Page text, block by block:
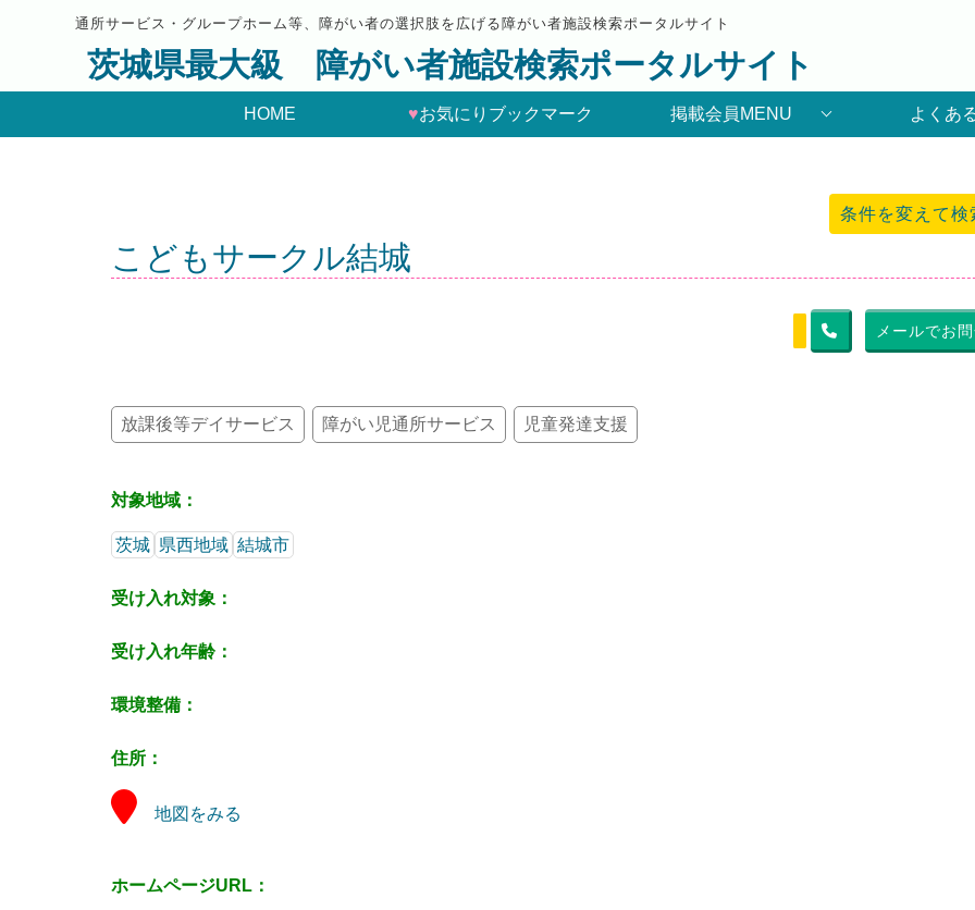
通所サービス・グループホーム等、障がい者の選択肢を広げる障がい者施設検索ポータルサイト
茨城県最大級 障がい者施設検索ポータルサイト
HOME ♥お気にりブックマーク 掲載会員MENU よくあ
条件を変えて検
こどもサークル結城
メールでお
放課後等デイサービス 障がい児通所サービス 児童発達支援
対象地域：
茨城 県西地域 結城市
受け入れ対象：
受け入れ年齢：
環境整備：
住所：
地図をみる
ホームページURL：